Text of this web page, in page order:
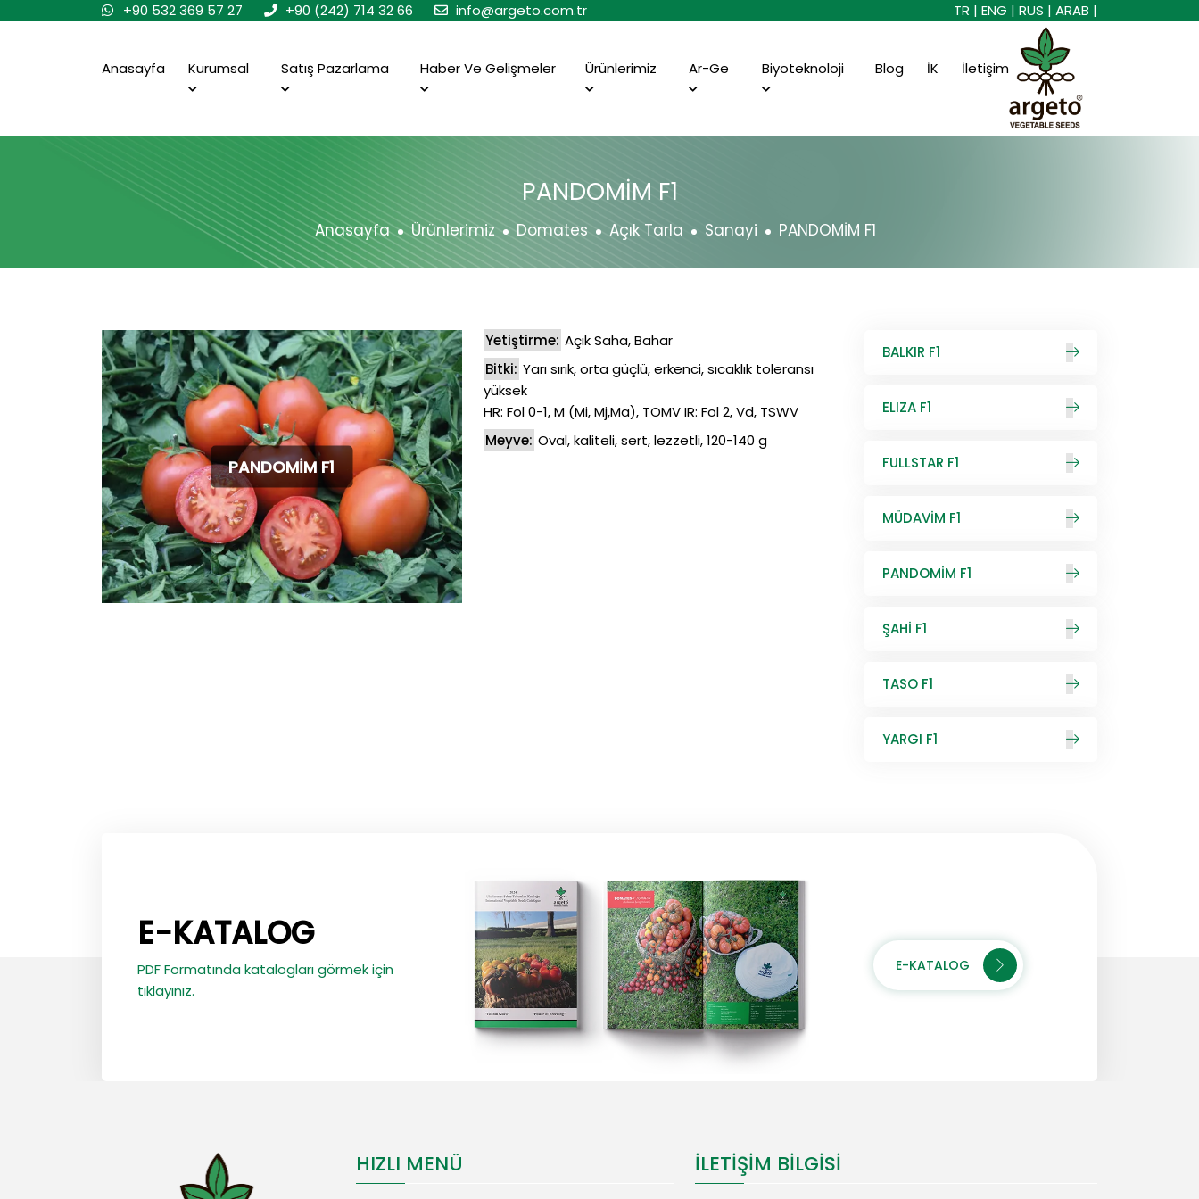
+90 532 369 57 27 +90 (242) 714 32 66 info@argeto.com.tr TR | ENG | RUS | ARAB |
Anasayfa Kurumsal Satış Pazarlama Haber Ve Gelişmeler Ürünlerimiz Ar-Ge Biyoteknoloji Blog İK İletişim
PANDOMİM F1
Anasayfa Ürünlerimiz Domates Açık Tarla Sanayi PANDOMİM F1
PANDOMİM F1
Yetiştirme: Açık Saha, Bahar
Bitki: Yarı sırık, orta güçlü, erkenci, sıcaklık toleransı
yüksek
HR: Fol 0-1, M (Mi, Mj,Ma), TOMV IR: Fol 2, Vd, TSWV
Meyve: Oval, kaliteli, sert, lezzetli, 120-140 g
BALKIR F1
ELIZA F1
FULLSTAR F1
MÜDAVİM F1
PANDOMİM F1
ŞAHİ F1
TASO F1
YARGI F1
E-KATALOG
PDF Formatında katalogları görmek için
tıklayınız.
E-KATALOG
HIZLI MENÜ İLETIŞIM BILGISI